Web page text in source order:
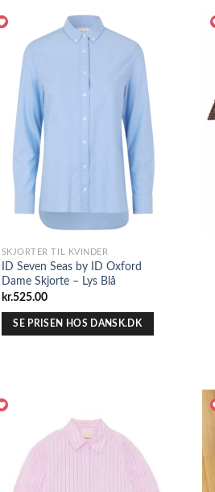
SKJORTER TIL KVINDER
ID Seven Seas by ID Oxford
Dame Skjorte – Lys Blå
kr.525.00
SE PRISEN HOS DANSK.DK